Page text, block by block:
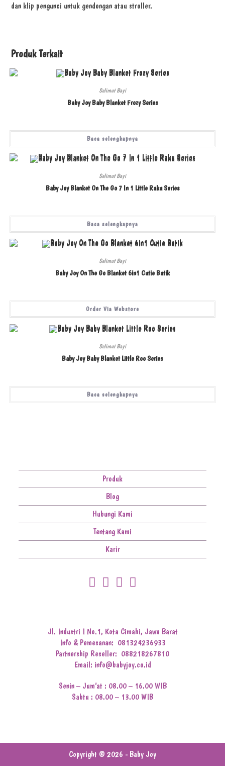
dan klip pengunci untuk gendongan atau stroller.
Produk Terkait
Selimut Bayi
Baby Joy Baby Blanket Frozy Series
Baca selengkapnya
Selimut Bayi
Baby Joy Blanket On The Go 7 In 1 Little Raku Series
Baca selengkapnya
Selimut Bayi
Baby Joy On The Go Blanket 6in1 Cutie Batik
Order Via Webstore
Selimut Bayi
Baby Joy Baby Blanket Little Roo Series
Baca selengkapnya
Produk
Blog
Hubungi Kami
Tentang Kami
Karir
Jl. Industri I No.1, Kota Cimahi, Jawa Barat
Info & Pemesanan: 081324236933
Partnership Reseller: 088218267810
Email: info@babyjoy.co.id
Senin – Jum’at : 08.00 – 16.00 WIB
Sabtu : 08.00 – 13.00 WIB
Copyright © 2026 - Baby Joy